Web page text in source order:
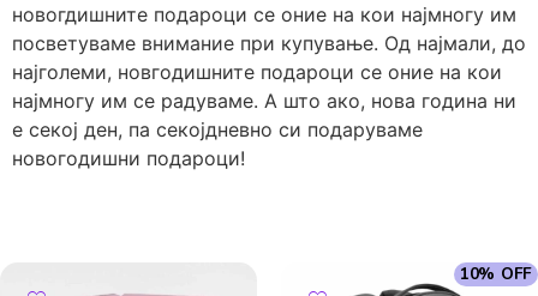
новогдишните подароци се оние на кои најмногу им
посветуваме внимание при купување. Од најмали, до
најголеми, новгодишните подароци се оние на кои
најмногу им се радуваме. А што ако, нова година ни
е секој ден, па секојдневно си подаруваме
новогодишни подароци!
10% OFF